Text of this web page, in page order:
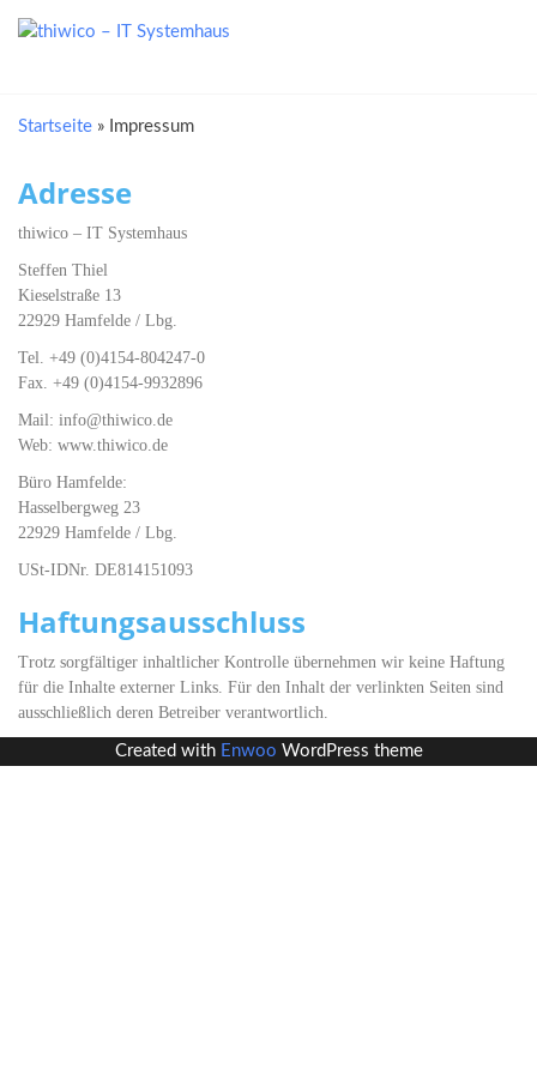
Startseite » Impressum
Adresse
thiwico – IT Systemhaus
Steffen Thiel
Kieselstraße 13
22929 Hamfelde / Lbg.
Tel. +49 (0)4154-804247-0
Fax. +49 (0)4154-9932896
Mail: info@thiwico.de
Web: www.thiwico.de
Büro Hamfelde:
Hasselbergweg 23
22929 Hamfelde / Lbg.
USt-IDNr. DE814151093
Haftungsausschluss
Trotz sorgfältiger inhaltlicher Kontrolle übernehmen wir keine Haftung
für die Inhalte externer Links. Für den Inhalt der verlinkten Seiten sind
ausschließlich deren Betreiber verantwortlich.
Created with Enwoo WordPress theme